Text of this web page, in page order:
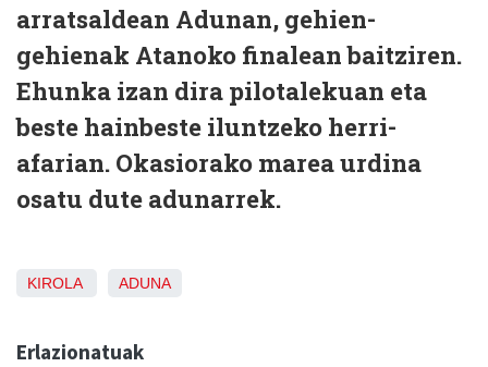
arratsaldean Adunan, gehien-
gehienak Atanoko finalean baitziren.
Ehunka izan dira pilotalekuan eta
beste hainbeste iluntzeko herri-
afarian. Okasiorako marea urdina
osatu dute adunarrek.
KIROLA ADUNA
Erlazionatuak